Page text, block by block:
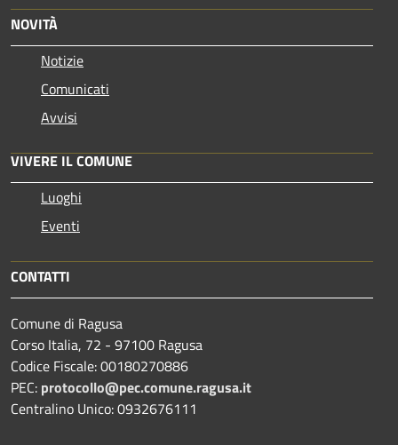
NOVITÀ
Notizie
Comunicati
Avvisi
VIVERE IL COMUNE
Luoghi
Eventi
CONTATTI
Comune di Ragusa
Corso Italia, 72 - 97100 Ragusa
Codice Fiscale: 00180270886
PEC: protocollo@pec.comune.ragusa.it
Centralino Unico: 0932676111